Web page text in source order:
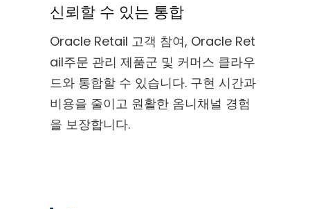
신뢰할 수 있는 통합
Oracle Retail 고객 참여, Oracle Ret
ail주문 관리 제품군 및 커머스 클라우
드와 통합할 수 있습니다. 구현 시간과
비용을 줄이고 원활한 옴니채널 경험
을 보장합니다.